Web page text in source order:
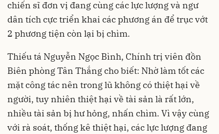
chiến sĩ đơn vị đang cùng các lực lượng và ngư
dân tích cực triển khai các phương án để trục vớt
2 phương tiện còn lại bị chìm.
Thiếu tá Nguyễn Ngọc Bình, Chính trị viên đồn
Biên phòng Tân Thắng cho biết: Nhờ làm tốt các
mặt công tác nên trong lũ không có thiệt hại về
người, tuy nhiên thiệt hại về tài sản là rất lớn,
nhiều tài sản bị hư hỏng, nhấn chìm. Vì vậy cùng
với rà soát, thống kê thiệt hại, các lực lượng đang